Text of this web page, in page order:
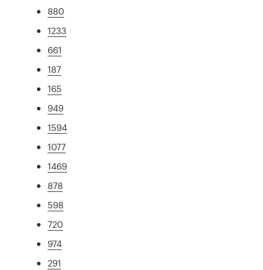
880
1233
661
187
165
949
1594
1077
1469
878
598
720
974
291